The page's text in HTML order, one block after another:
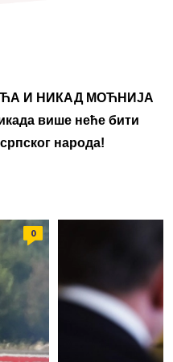
И НИКАД МОЋНИЈА
више неће бити
народа!
0